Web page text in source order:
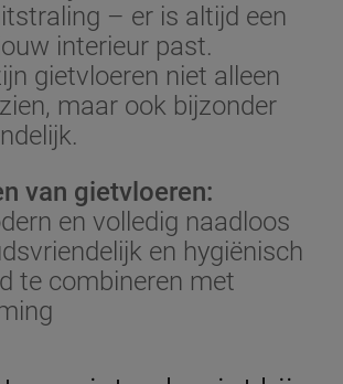
– er is altijd een
interieur past.
gietvloeren niet alleen
maar ook bijzonder
van gietvloeren:
en volledig naadloos
en hygiënisch
te combineren met